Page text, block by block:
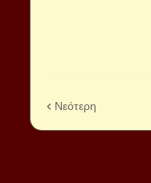
Νεότερη